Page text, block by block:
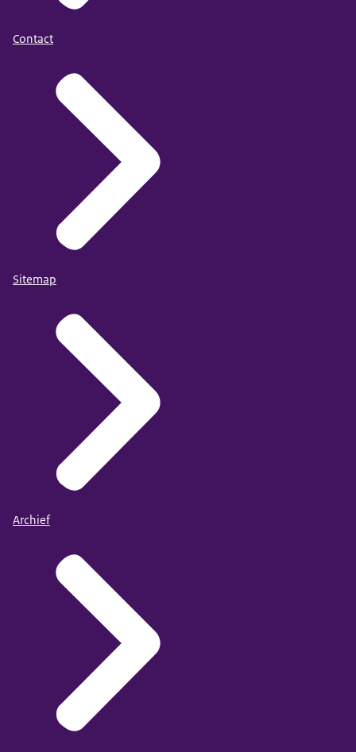
OECD Handbook for Internationally Comparative
Education Statistics
Bron: EAG 2025, tabel A3.1
Beschikbaar: 9 september 2025
Publicatiedatum: 9 september 2025
OECD Handbook for Internationally Comparative
Education Statistics
Bron: EAG 2025, tabel A3.3
Beschikbaar: 9 september 2025
publicatie op de website van de OESO
Contact
Sitemap
Archief